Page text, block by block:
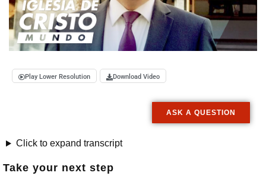
Play Lower Resolution Download Video
ASK A QUESTION
Click to expand transcript
Take your next step